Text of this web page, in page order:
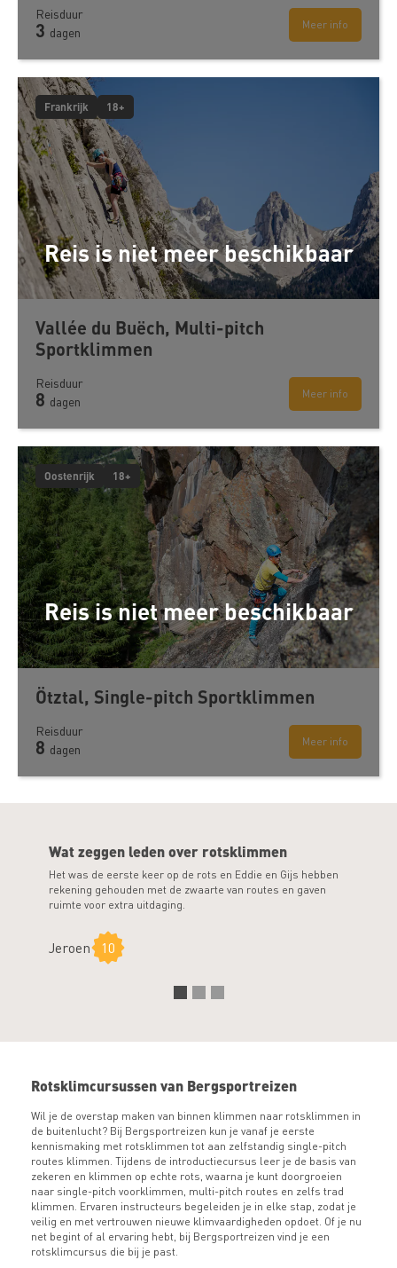
Meer info
Reisduur
3 dagen
Reis is niet meer beschikbaar
Frankrijk 18+
Vallée du Buëch, Multi-pitch
Sportklimmen
Meer info
Reisduur
8 dagen
Reis is niet meer beschikbaar
Oostenrijk 18+
Ötztal, Single-pitch Sportklimmen
Meer info
Reisduur
8 dagen
Wat zeggen leden over rotsklimmen
Het was de eerste keer op de rots en Eddie en Gijs hebben
rekening gehouden met de zwaarte van routes en gaven
ruimte voor extra uitdaging.
Jeroen 10
Rotsklimcursussen van Bergsportreizen
Wil je de overstap maken van binnen klimmen naar rotsklimmen in
de buitenlucht? Bij Bergsportreizen kun je vanaf je eerste
kennismaking met rotsklimmen tot aan zelfstandig single-pitch
routes klimmen. Tijdens de introductiecursus leer je de basis van
zekeren en klimmen op echte rots, waarna je kunt doorgroeien
naar single-pitch voorklimmen, multi-pitch routes en zelfs trad
klimmen. Ervaren instructeurs begeleiden je in elke stap, zodat je
veilig en met vertrouwen nieuwe klimvaardigheden opdoet. Of je nu
net begint of al ervaring hebt, bij Bergsportreizen vind je een
rotsklimcursus die bij je past.